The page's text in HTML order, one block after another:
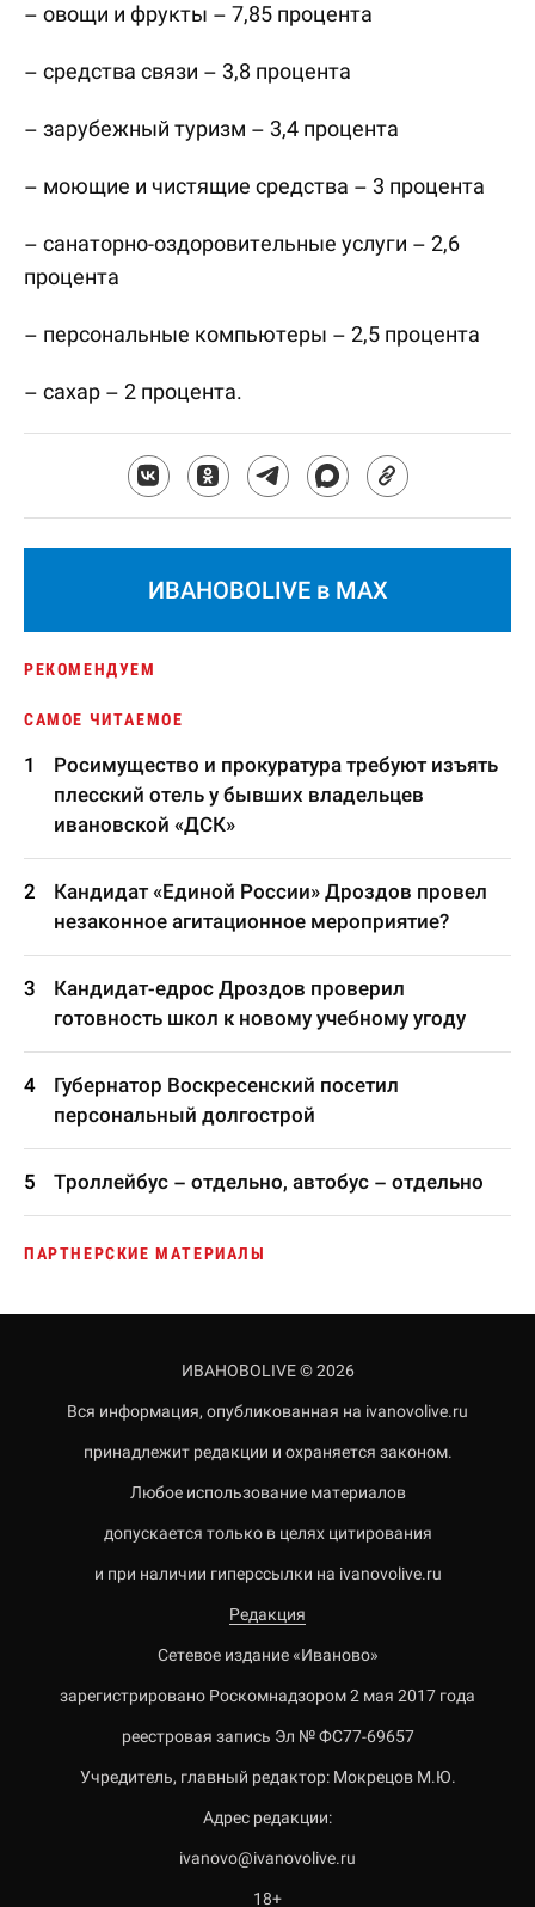
– овощи и фрукты – 7,85 процента
– средства связи – 3,8 процента
– зарубежный туризм – 3,4 процента
– моющие и чистящие средства – 3 процента
– санаторно-оздоровительные услуги – 2,6
процента
– персональные компьютеры – 2,5 процента
– сахар – 2 процента.
ИВАНОВОLIVE в MAX
РЕКОМЕНДУЕМ
САМОЕ ЧИТАЕМОЕ
Росимущество и прокуратура требуют изъять
плесский отель у бывших владельцев
ивановской «ДСК»
Кандидат «Единой России» Дроздов провел
незаконное агитационное мероприятие?
Кандидат-едрос Дроздов проверил
готовность школ к новому учебному угоду
Губернатор Воскресенский посетил
персональный долгострой
Троллейбус – отдельно, автобус – отдельно
ПАРТНЕРСКИЕ МАТЕРИАЛЫ
ИВАНОВОLIVE © 2026
Вся информация, опубликованная на ivanovolive.ru
принадлежит редакции и охраняется законом.
Любое использование материалов
допускается только в целях цитирования
и при наличии гиперссылки на ivanovolive.ru
Редакция
Сетевое издание «Иваново»
зарегистрировано Роскомнадзором 2 мая 2017 года
реестровая запись Эл № ФС77-69657
Учредитель, главный редактор: Мокрецов М.Ю.
Адрес редакции:
ivanovo@ivanovolive.ru
18+